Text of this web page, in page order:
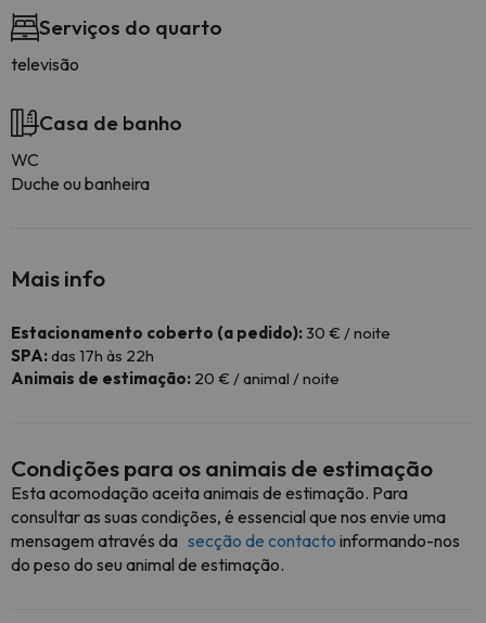
Serviços do quarto
televisão
Casa de banho
WC
Duche ou banheira
Mais info
Estacionamento coberto (a pedido):30 € / noite
SPA:das 17h às 22h
Animais de estimação: 20 € / animal / noite
Condições para os animais de estimação
Esta acomodação aceita animais de estimação. Para
consultar as suas condições, é essencial que nos envie uma
mensagem através da secção de contacto informando-nos
do peso do seu animal de estimação.